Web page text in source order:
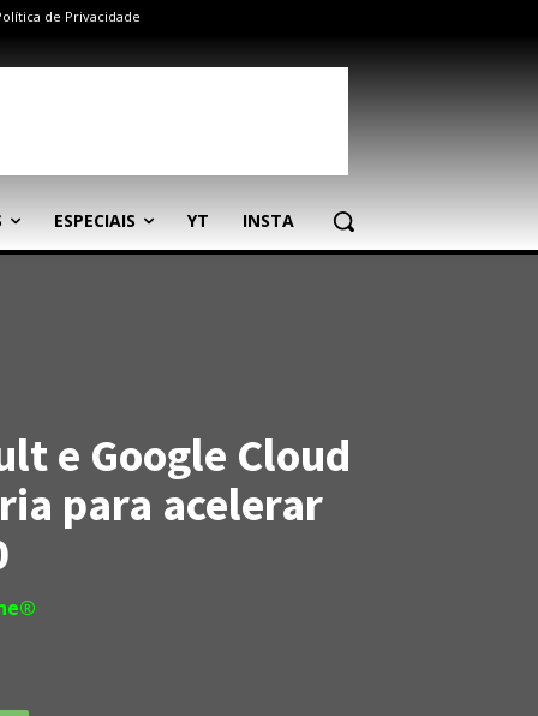
de Privacidade
ESPECIAIS YT INSTA
e Google Cloud
para acelerar